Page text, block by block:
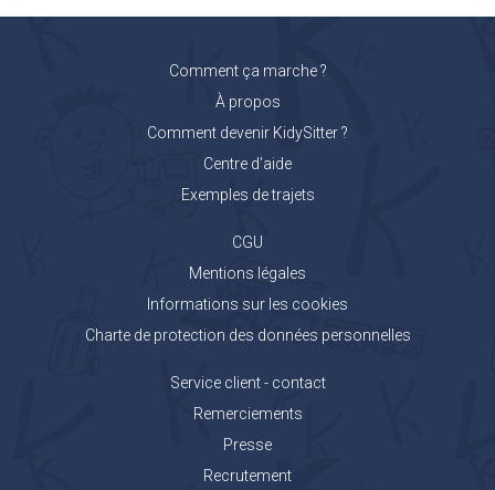
Comment ça marche ?
À propos
Comment devenir KidySitter ?
Centre d'aide
Exemples de trajets
CGU
Mentions légales
Informations sur les cookies
Charte de protection des données personnelles
Service client - contact
Remerciements
Presse
Recrutement